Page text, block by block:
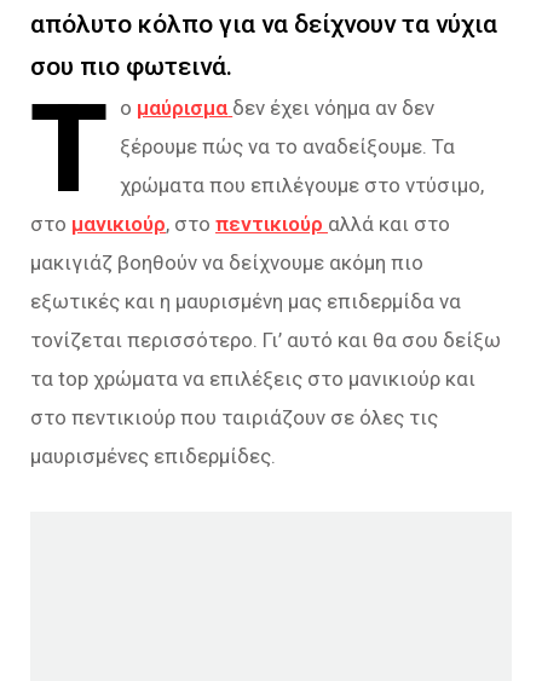
απόλυτο κόλπο για να δείχνουν τα νύχια
σου πιο φωτεινά.
Τ ο μαύρισμα δεν έχει νόημα αν δεν
ξέρουμε πώς να το αναδείξουμε. Τα
χρώματα που επιλέγουμε στο ντύσιμο,
στο μανικιούρ, στο πεντικιούρ αλλά και στο
μακιγιάζ βοηθούν να δείχνουμε ακόμη πιο
εξωτικές και η μαυρισμένη μας επιδερμίδα να
τονίζεται περισσότερο. Γι’ αυτό και θα σου δείξω
τα top χρώματα να επιλέξεις στο μανικιούρ και
στο πεντικιούρ που ταιριάζουν σε όλες τις
μαυρισμένες επιδερμίδες.